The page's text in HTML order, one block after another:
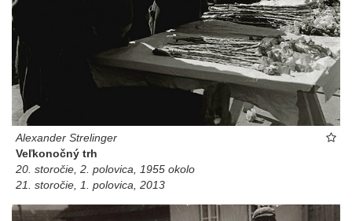
Alexander Strelinger
Veľkonočný trh
20. storočie, 2. polovica, 1955 okolo
21. storočie, 1. polovica, 2013